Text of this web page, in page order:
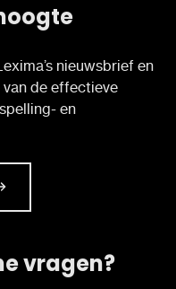
nieuwsbrief en
de effectieve
en
vragen?